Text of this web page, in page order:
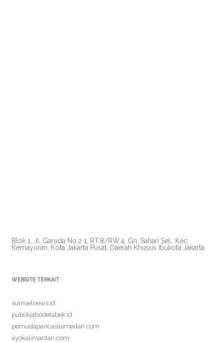
Blok 1, Jl. Garuda No.2 1, RT.8/RW.4, Gn. Sahari Sel., Kec.
Kemayoran, Kota Jakarta Pusat, Daerah Khusus Ibukota Jakarta
WEBSITE TERKAIT
sumselnews.id
publikjabodetabek.id
pemudapancasilamedan.com
ayokalimantan.com